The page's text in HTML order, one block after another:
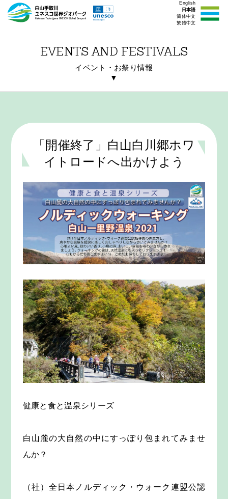
English
日本語
简体中文
繁體中文
EVENTS AND FESTIVALS
イベント・お祭り情報
▼
「開催終了」白山白川郷ホワ
イトロードへ出かけよう
健康と食と温泉シリーズ
白山麓の大自然の中にすっぽり包まれてみませ
んか？
（社）全日本ノルディック・ウォーク連盟公認